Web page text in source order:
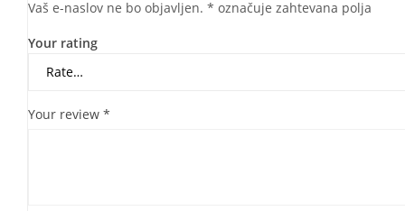
Vaš e-naslov ne bo objavljen. * označuje zahtevana polja
Your rating
Your review *